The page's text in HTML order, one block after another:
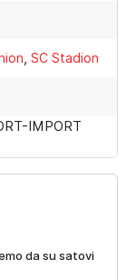
da su satovi
, SC Stadion
IMPORT